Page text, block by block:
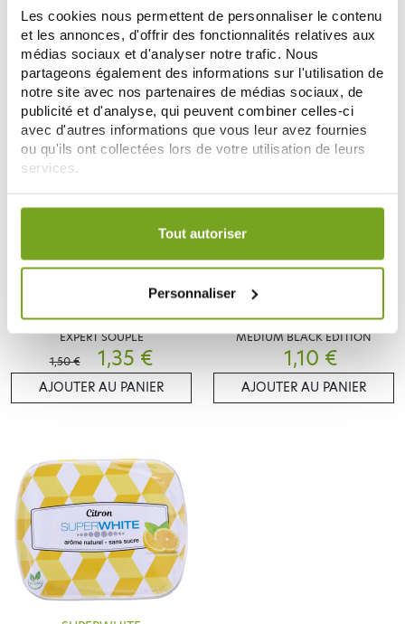
Les cookies nous permettent de personnaliser le contenu
et les annonces, d'offrir des fonctionnalités relatives aux
médias sociaux et d'analyser notre trafic. Nous
partageons également des informations sur l'utilisation de
notre site avec nos partenaires de médias sociaux, de
publicité et d'analyse, qui peuvent combiner celles-ci
avec d'autres informations que vous leur avez fournies
ou qu'ils ont collectées lors de votre utilisation de leurs
services.
Votre choix de consentement est conservé pendant une
Tout autoriser
Personnaliser
PASTILLES
1,90 €
AJOUTER AU PANIER
1,90 €
AJOUTER AU PANIER
-10
SUPERWHITE BROSSE A DENT
EXPERT SOUPLE
1,50 €
1,35 €
AJOUTER AU PANIER
SUPERWHITE BROSSE A DENTS
MEDIUM BLACK EDITION
1,10 €
AJOUTER AU PANIER